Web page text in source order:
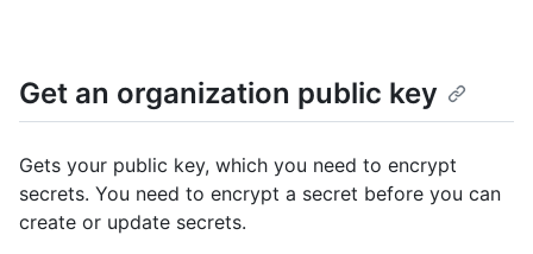
Get an organization public key
Gets your public key, which you need to encrypt
secrets. You need to encrypt a secret before you can
create or update secrets.